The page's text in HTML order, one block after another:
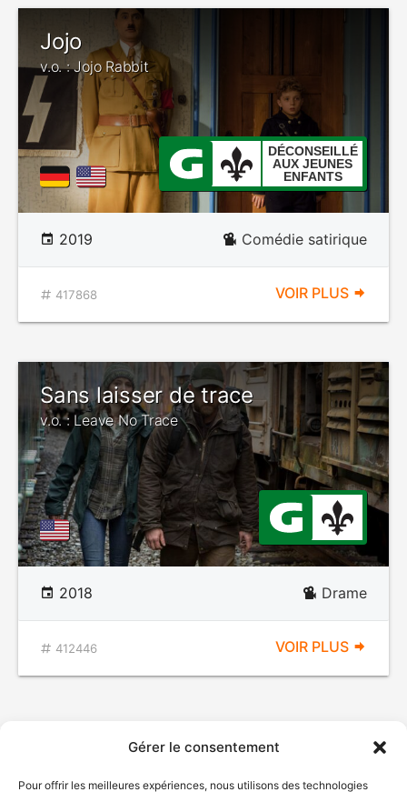
Gérer le consentement
Pour offrir les meilleures expériences, nous utilisons des technologies
Jojo
v.o. : Jojo Rabbit
DÉCONSEILLÉ
AUX JEUNES
ENFANTS
2019 Comédie satirique
417868 VOIR PLUS
Sans laisser de trace
v.o. : Leave No Trace
2018 Drame
412446 VOIR PLUS